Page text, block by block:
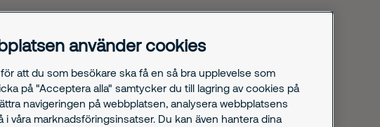
använder cookies
att du som besökare ska få en så bra upplevelse som
på "Acceptera alla" samtycker du till lagring av cookies på
navigeringen på webbplatsen, analysera webbplatsens
i våra marknadsföringsinsatser. Du kan även hantera dina